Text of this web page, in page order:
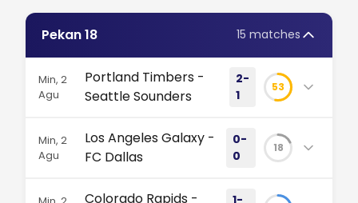
Pekan 18 15 matches
Min, 2
Agu
Portland Timbers -
Seattle Sounders
2-
1
53
tapi cerita sebenarnya adalah kekacauan.
Seattle memimpin cepat, namun Portland
Min, 2
Agu
Los Angeles Galaxy -
FC Dallas
0-
0
18
Colorado Rapids -
1-